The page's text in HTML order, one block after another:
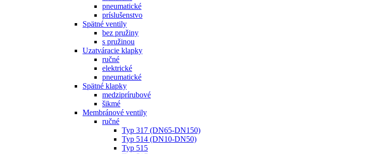
pneumatické
príslušenstvo
Spätné ventily
bez pružiny
s pružinou
Uzatváracie klapky
ručné
elektrické
pneumatické
Spätné klapky
medziprírubové
šikmé
Membránové ventily
ručné
Typ 317 (DN65-DN150)
Typ 514 (DN10-DN50)
Typ 515